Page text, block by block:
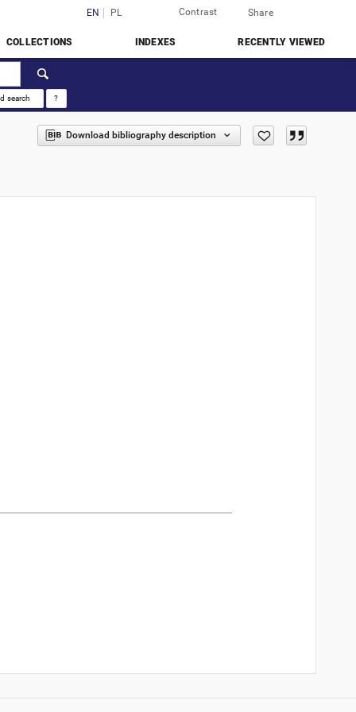
EN PL Contrast Share
COLLECTIONS INDEXES RECENTLY VIEWED
search ?
Download bibliography description